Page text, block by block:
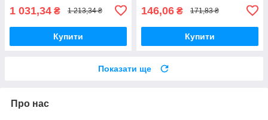
1 031,34 ₴ 1 213,34 ₴
Купити
146,06 ₴ 171,83 ₴
Купити
Показати ще
Про нас